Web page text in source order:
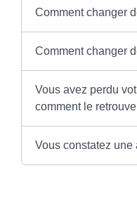
Comment changer
Comment changer
Vous avez perdu
comment le
Vous constatez